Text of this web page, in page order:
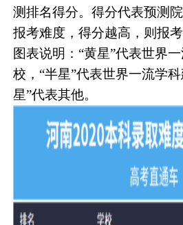
测排名得分。得分代表预测
报考难度，得分越高，则报考
图表说明：“黄星”代表世界
校，“半星”代表世界一流学
星”代表其他。